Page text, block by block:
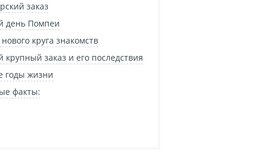
заказ
день Помпеи
круга знакомств
крупный заказ и его последствия
годы жизни
факты: